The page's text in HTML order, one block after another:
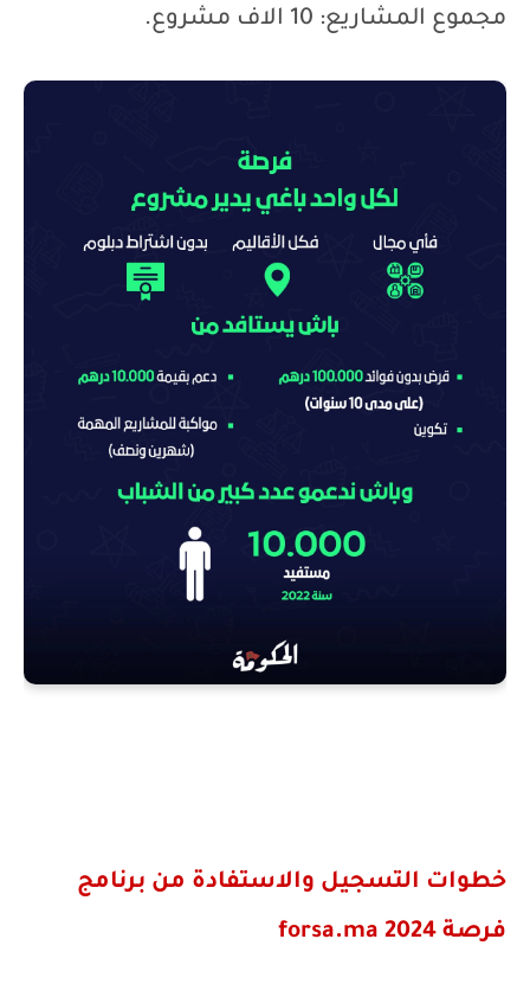
مجموع المشاريع: 10 الاف مشروع.
خطوات التسجيل والاستفادة من برنامج
فرصة 2024
forsa.ma